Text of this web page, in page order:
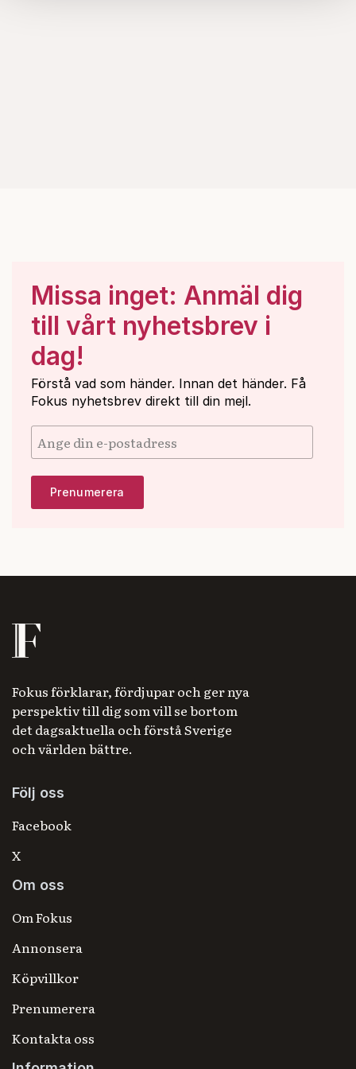
Missa inget: Anmäl dig
till vårt nyhetsbrev i
dag!
Förstå vad som händer. Innan det händer. Få
Fokus nyhetsbrev direkt till din mejl.
Fokus förklarar, fördjupar och ger nya
perspektiv till dig som vill se bortom
det dagsaktuella och förstå Sverige
och världen bättre.
Följ oss
Facebook
X
Om oss
Om Fokus
Annonsera
Köpvillkor
Prenumerera
Kontakta oss